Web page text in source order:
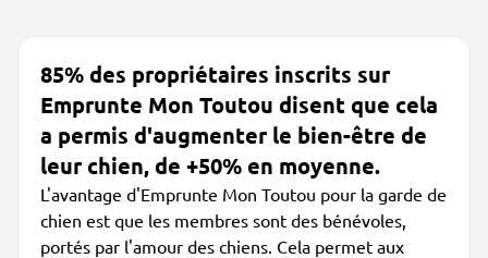
85% des propriétaires inscrits sur
Emprunte Mon Toutou disent que cela
a permis d'augmenter le bien-être de
leur chien, de +50% en moyenne.
L'avantage d'Emprunte Mon Toutou pour la garde de
chien est que les membres sont des bénévoles,
portés par l'amour des chiens. Cela permet aux